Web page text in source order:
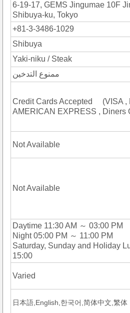
6-19-17, GEMS Jingumae 10F
Shibuya-ku, Tokyo
+81-3-3486-1029
Shibuya
Yaki-niku / Steak
ممنوع التدخين
Credit Cards Accepted (VISA ,
AMERICAN EXPRESS , Diners
Not Available
Not Available
Daytime 11:30 AM ～ 03:00 PM
Night 05:00 PM ～ 11:00 PM
Saturday, Sunday and Holiday
15:00
Varied
日本語,English,한국어,简体中文,繁体